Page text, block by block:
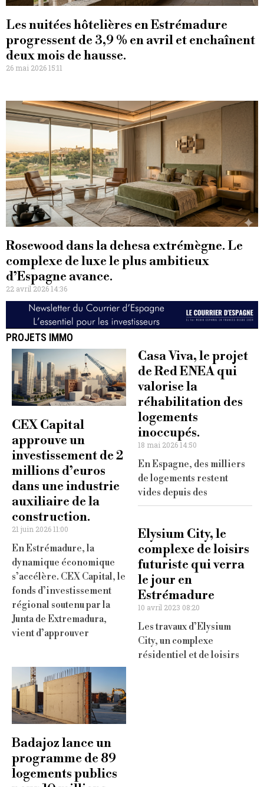
Les nuitées hôtelières en Estrémadure
progressent de 3,9 % en avril et enchaînent
deux mois de hausse.
26 mai 2026 15:11
Rosewood dans la dehesa extrémègne. Le
complexe de luxe le plus ambitieux
d’Espagne avance.
22 avril 2026 14:36
PROJETS IMMO
CEX Capital
approuve un
investissement de 2
millions d’euros
dans une industrie
auxiliaire de la
construction.
21 juin 2026 11:00
En Estrémadure, la
dynamique économique
s’accélère. CEX Capital, le
fonds d’investissement
régional soutenu par la
Junta de Extremadura,
vient d’approuver
Badajoz lance un
programme de 89
logements publics
Casa Viva, le projet
de Red ENEA qui
valorise la
réhabilitation des
logements
inoccupés.
18 mai 2026 14:50
En Espagne, des milliers
de logements restent
vides depuis des
Elysium City, le
complexe de loisirs
futuriste qui verra
le jour en
Estrémadure
10 avril 2023 08:20
Les travaux d’Elysium
City, un complexe
résidentiel et de loisirs